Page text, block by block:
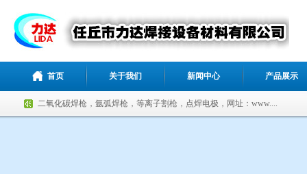
首页 关于我们 新闻中心 产品展示
二氧化碳焊枪，氩弧焊枪，等离子割枪，点焊电极，网址：www....